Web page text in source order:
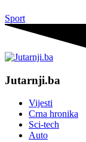
Sport
Jutarnji.ba
Vijesti
Crna hronika
Sci-tech
Auto